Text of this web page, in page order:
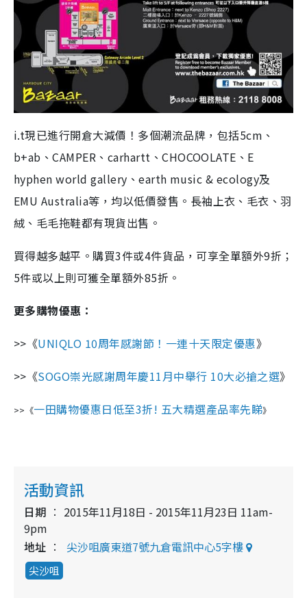
i.t現已進行開倉大減價！多個潮流品牌，包括5cm、
b+ab、CAMPER、carhartt、CHOCOOLATE、E
hyphen world gallery、earth music & ecology及
EMU Australia等，均以低價發售。長袖上衣、毛衣、羽
絨、毛毛拖鞋都有現貨出售。
買得越多越平。購買3件或4件貨品，可享全單額外9折；
5件或以上則可獲全單額外85折。
更多購物優惠：
>>《UNIQLO 10周年感謝節！一連十天限定優惠》
>>《SOGO崇光感謝周年慶11月中舉行 10大必搶之選》
>>《一田購物優惠日低至3折! 五大精選產品率先睇》
活動資訊
日期
2015年11月18日 - 2015年11月23日 11am-
9pm
地址
尖沙咀廣東道7號九倉電訊中心5字樓
尖沙咀